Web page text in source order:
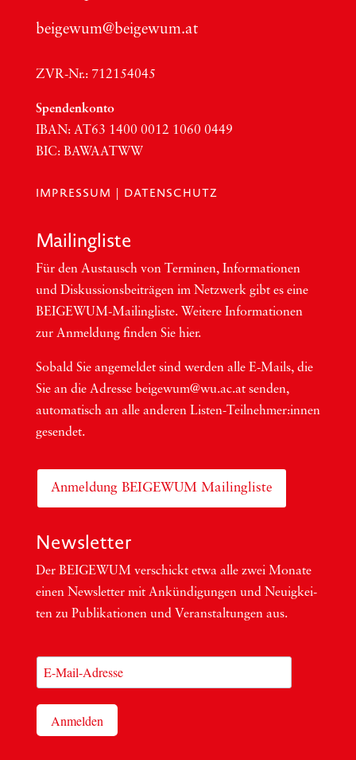
beigewum@beigewum.at
ZVR-Nr.: 712154045
Spen­den­kon­to
IBAN: AT63 1400 0012 1060 0449
BIC: BAWAATWW
IMPRESSUM | DATENSCHUTZ
Mai­ling­lis­te
Für den Aus­tausch von Ter­mi­nen, Infor­ma­tio­nen
und Dis­kus­si­ons­bei­trä­gen im Netzwerk gibt es eine
BEI­GEWUM-Mai­ling­lis­te. Wei­te­re Infor­ma­tio­nen
zur Anmel­dung fin­den Sie hier.
Sobald Sie ange­mel­det sind wer­den alle E-Mails, die
Sie an die Adres­se beigewum@wu.ac.at sen­den,
auto­ma­tisch an alle ande­ren Lis­ten-Teil­neh­me­r:in­nen
gesendet.
Anmeldung BEIGEWUM Mailingliste
Newsletter
Der BEIGEWUM ver­schickt etwa alle zwei Mona­te
einen News­let­ter mit Ankün­di­gun­gen und Neu­ig­kei­
ten zu Publi­ka­tio­nen und Ver­an­stal­tun­gen aus.